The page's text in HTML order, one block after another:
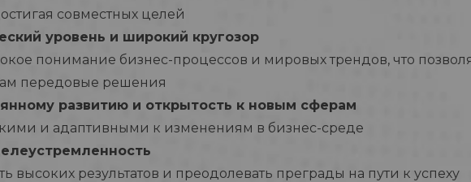
совместных целей
уровень и широкий кругозор
понимание бизнес-процессов и мировых трендов, что
передовые решения
развитию и открытость к новым сферам
и адаптивными к изменениям в бизнес-среде
высоких результатов и преодолевать преграды на пути к успеху